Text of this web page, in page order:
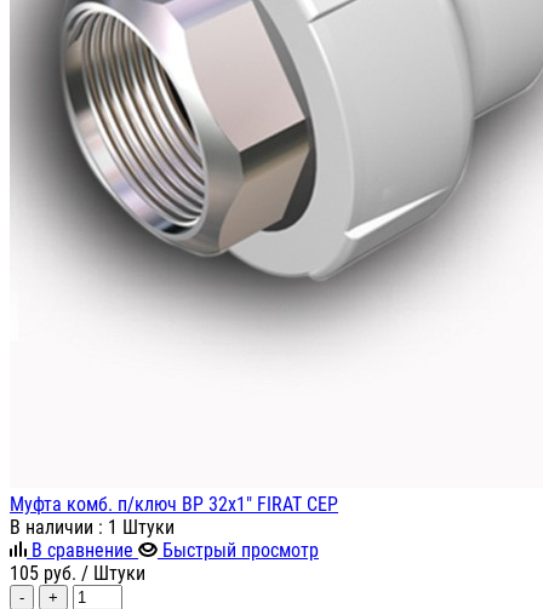
Муфта комб. п/ключ ВР 32х1" FIRAT СЕР
В наличии : 1 Штуки
В сравнение
Быстрый просмотр
105 руб. / Штуки
- +